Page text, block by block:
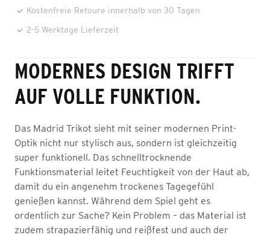
Kostenfreie Retoure innerhalb von 30 Tagen
2-5 Werktage Lieferzeit
MODERNES DESIGN TRIFFT
AUF VOLLE FUNKTION.
Das Madrid Trikot sieht mit seiner modernen Print-
Optik nicht nur stylisch aus, sondern ist gleichzeitig
super funktionell. Das schnelltrocknende
Funktionsmaterial leitet Feuchtigkeit von der Haut ab,
damit du ein angenehm trockenes Tagegefühl
genießen kannst. Während dem Spiel geht es
ordentlich zur Sache? Kein Problem – das Material ist
zudem strapazierfähig und reißfest und auch der